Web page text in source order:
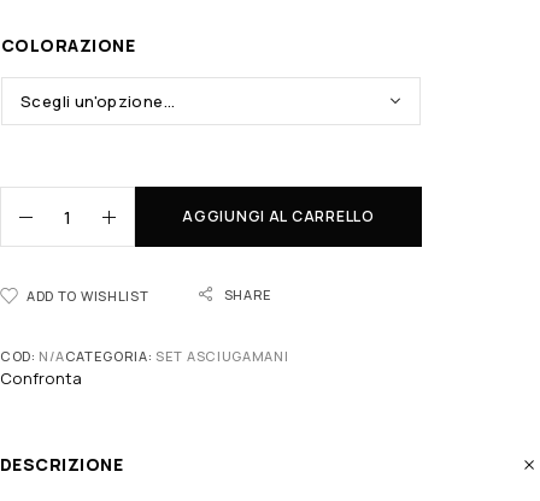
COLORAZIONE
AGGIUNGI AL CARRELLO
ADD TO WISHLIST SHARE
COD: N/ACATEGORIA: SET ASCIUGAMANI
Confronta
DESCRIZIONE